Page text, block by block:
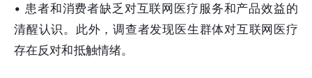
• 患者和消费者缺乏对互联网医疗服务和产品效益的
清醒认识。此外，调查者发现医生群体对互联网医疗
存在反对和抵触情绪。